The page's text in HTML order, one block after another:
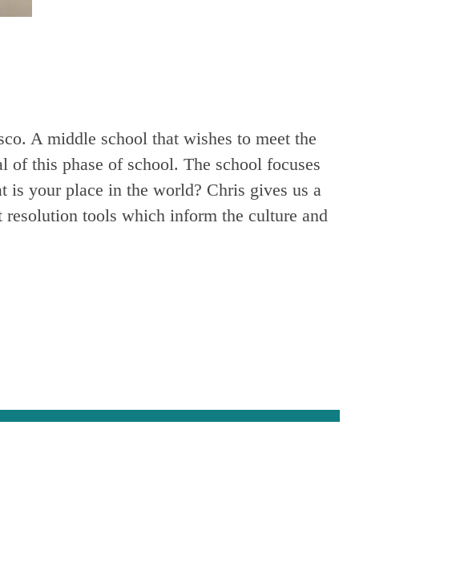
A middle school that wishes to meet the
of this phase of school. The school focuses
is your place in the world? Chris gives us a
tools which inform the culture and